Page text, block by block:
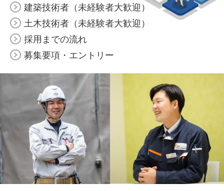
建築技術者（未経験者大歓迎）
土木技術者（未経験者大歓迎）
採用までの流れ
募集要項・エントリー